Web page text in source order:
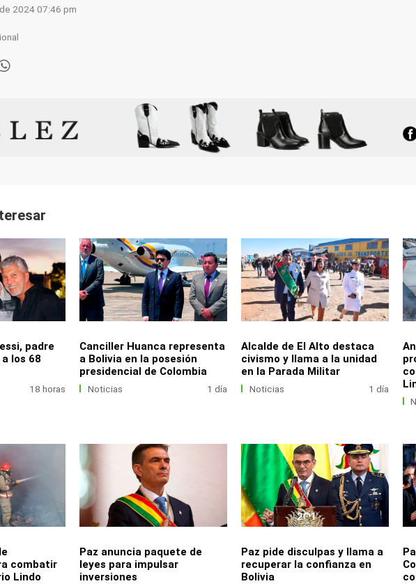
2024 07:46 pm
padre
los 68
18 horas
Canciller Huanca representa
a Bolivia en la posesión
presidencial de Colombia
Noticias 1 día
Alcalde de El Alto destaca
civismo y llama a la unidad
en la Parada Militar
Noticias 1 día
combatir
Lindo
Paz anuncia paquete de
leyes para impulsar
inversiones
Paz pide disculpas y llama a
recuperar la confianza en
Bolivia